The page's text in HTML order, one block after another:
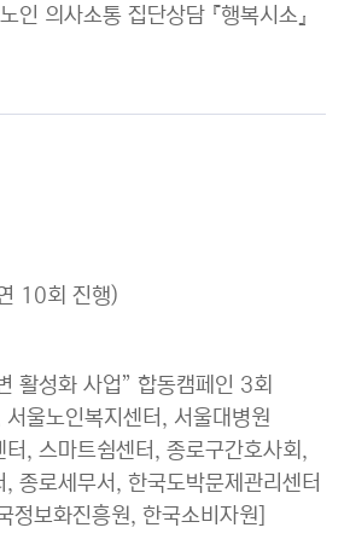
인 의사소통 집단상담 『행복시소』
10회 진행)
활성화 사업” 합동캠페인 3회
서울노인복지센터, 서울대병원
터, 스마트쉼센터, 종로구간호사회,
종로세무서, 한국도박문제관리센터
정보화진흥원, 한국소비자원]